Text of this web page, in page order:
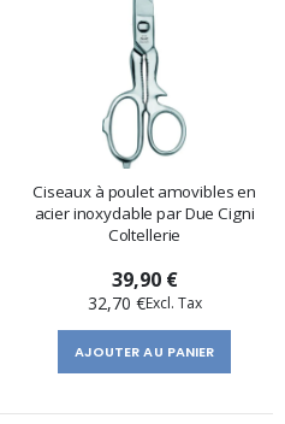
Ciseaux à poulet amovibles en
acier inoxydable par Due Cigni
Coltellerie
39,90 €
32,70 €
AJOUTER AU PANIER